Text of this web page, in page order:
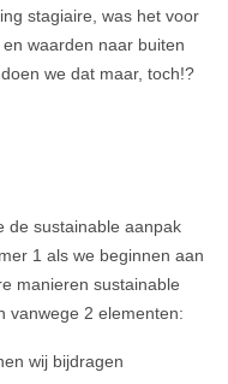
stagiaire, was het voor
waarden naar buiten
we dat maar, toch!?
de sustainable aanpak
1 als we beginnen aan
manieren sustainable
vanwege 2 elementen:
wij bijdragen